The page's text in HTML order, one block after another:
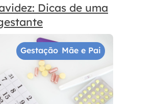
Dicas de uma
Gestação Mãe e Pai